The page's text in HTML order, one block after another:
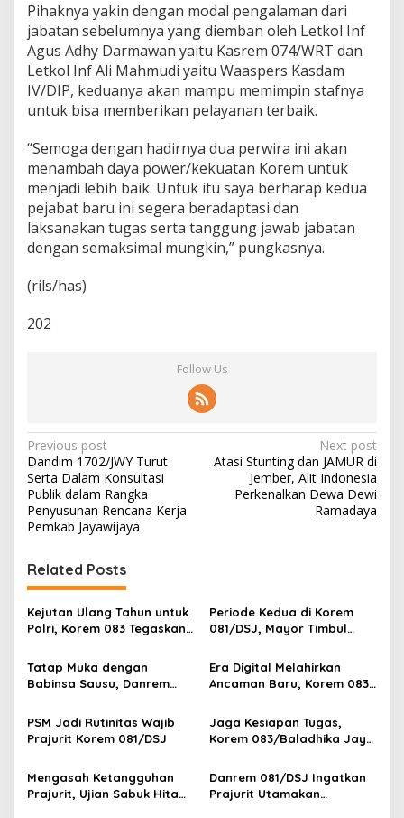
Pihaknya yakin dengan modal pengalaman dari
jabatan sebelumnya yang diemban oleh Letkol Inf
Agus Adhy Darmawan yaitu Kasrem 074/WRT dan
Letkol Inf Ali Mahmudi yaitu Waaspers Kasdam
IV/DIP, keduanya akan mampu memimpin stafnya
untuk bisa memberikan pelayanan terbaik.
“Semoga dengan hadirnya dua perwira ini akan
menambah daya power/kekuatan Korem untuk
menjadi lebih baik. Untuk itu saya berharap kedua
pejabat baru ini segera beradaptasi dan
laksanakan tugas serta tanggung jawab jabatan
dengan semaksimal mungkin,” pungkasnya.
(rils/has)
202
Follow Us
P
o
s
t
a
v
i
a
i
n
Previous post
Dandim 1702/JWY Turut
Serta Dalam Konsultasi
Publik dalam Rangka
Penyusunan Rencana Kerja
Pemkab Jayawijaya
Next post
Atasi Stunting dan JAMUR di
Jember, Alit Indonesia
Perkenalkan Dewa Dewi
Ramadaya
Related Posts
Kejutan Ulang Tahun untuk
Polri, Korem 083 Tegaskan
Malang
Periode Kedua di Korem
081/DSJ, Mayor Timbul
Tatap Muka dengan
Babinsa Sausu, Danrem
Penting untuk Prajurit
Era Digital Melahirkan
Ancaman Baru, Korem 083
Ketahanan Bangsa
PSM Jadi Rutinitas Wajib
Prajurit Korem 081/DSJ
Jaga Kesiapan Tugas,
Korem 083/Baladhika Jaya
Prajurit
Mengasah Ketangguhan
Prajurit, Ujian Sabuk Hitam
Danrem 081/DSJ Ingatkan
Prajurit Utamakan